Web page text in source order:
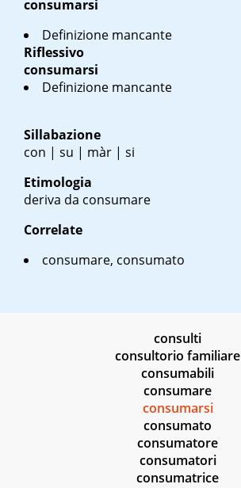
consumarsi
Definizione mancante
Riflessivo
consumarsi
Definizione mancante
Sillabazione
con | su | màr | si
Etimologia
deriva da consumare
Correlate
consumare, consumato
consulti
consultorio familiare
consumabili
consumare
consumarsi
consumato
consumatore
consumatori
consumatrice